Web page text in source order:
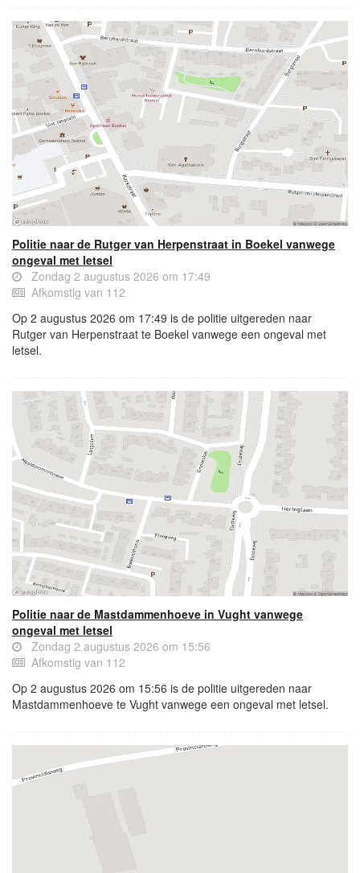
Politie naar de Rutger van Herpenstraat in Boekel vanwege
ongeval met letsel
Zondag 2 augustus 2026 om 17:49
Afkomstig van 112
Op 2 augustus 2026 om 17:49 is de politie uitgereden naar
Rutger van Herpenstraat te Boekel vanwege een ongeval met
letsel.
Politie naar de Mastdammenhoeve in Vught vanwege
ongeval met letsel
Zondag 2 augustus 2026 om 15:56
Afkomstig van 112
Op 2 augustus 2026 om 15:56 is de politie uitgereden naar
Mastdammenhoeve te Vught vanwege een ongeval met letsel.